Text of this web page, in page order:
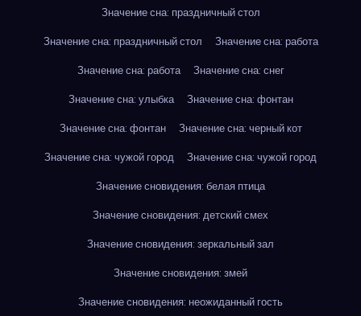
Значение сна: праздничный стол
Значение сна: праздничный стол
Значение сна: работа
Значение сна: работа
Значение сна: снег
Значение сна: улыбка
Значение сна: фонтан
Значение сна: фонтан
Значение сна: черный кот
Значение сна: чужой город
Значение сна: чужой город
Значение сновидения: белая птица
Значение сновидения: детский смех
Значение сновидения: зеркальный зал
Значение сновидения: змей
Значение сновидения: неожиданный гость